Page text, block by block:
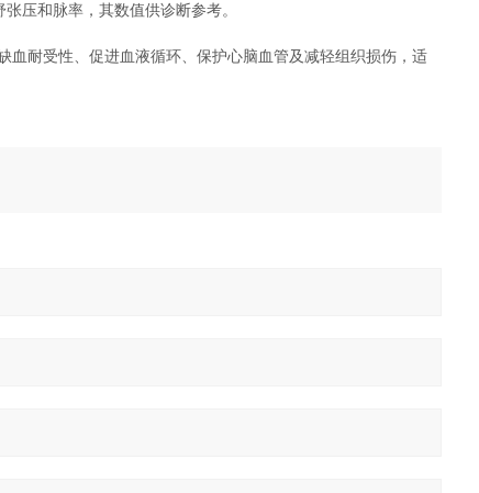
压和脉率，其数值供诊断参考。
耐受性、促进血液循环、保护心脑血管及减轻组织损伤‌，适